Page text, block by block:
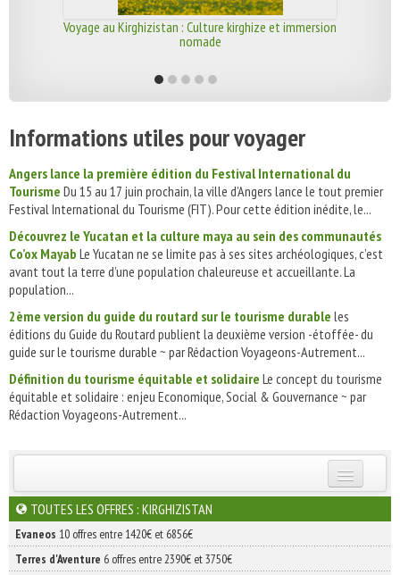
Voyage au Kirghizistan : Culture kirghize et immersion
nomade
Informations utiles pour voyager
Angers lance la première édition du Festival International du
Tourisme Du 15 au 17 juin prochain, la ville d’Angers lance le tout premier
Festival International du Tourisme (FIT). Pour cette édition inédite, le...
Découvrez le Yucatan et la culture maya au sein des communautés
Co’ox Mayab Le Yucatan ne se limite pas à ses sites archéologiques, c’est
avant tout la terre d’une population chaleureuse et accueillante. La
population...
2ème version du guide du routard sur le tourisme durable les
éditions du Guide du Routard publient la deuxième version -étoffée- du
guide sur le tourisme durable ~ par Rédaction Voyageons-Autrement...
Définition du tourisme équitable et solidaire Le concept du tourisme
équitable et solidaire : enjeu Economique, Social & Gouvernance ~ par
Rédaction Voyageons-Autrement...
INSCRIVEZ-VOUS | ABONNEZ-VOUS
TOUTES LES OFFRES : KIRGHIZISTAN
Evaneos 10 offres entre 1420€ et 6856€
Terres d'Aventure 6 offres entre 2390€ et 3750€